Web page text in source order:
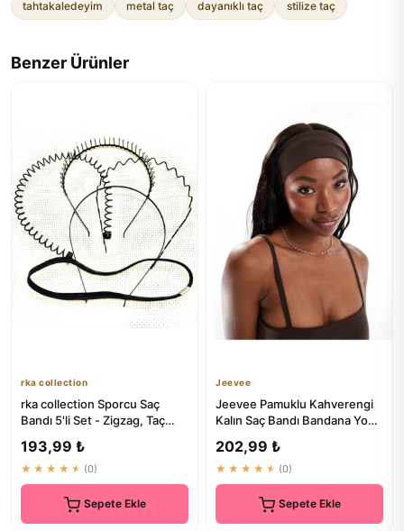
tahtakaledeyim metal taç dayanıklı taç stilize taç
Benzer Ürünler
rka collection
rka collection Sporcu Saç
Bandı 5'li Set - Zigzag, Taç
193,99 ₺
★★★★★ (0)
Sepete Ekle
Jeevee
Jeevee Pamuklu Kahverengi
Kalın Saç Bandı Bandana Yoga
202,99 ₺
★★★★★ (0)
Sepete Ekle